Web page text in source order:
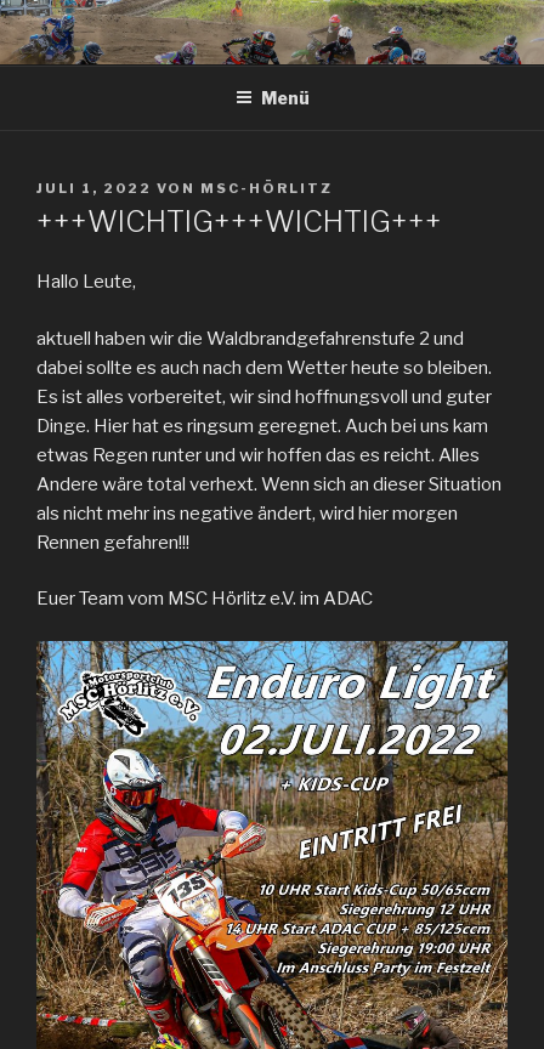
Zum
Inhalt
springen
Menü
VERÖFFENTLICHT
JULI 1, 2022 VON MSC-HÖRLITZ
+++WICHTIG+++WICHTIG+++
Hallo Leute,
aktuell haben wir die Waldbrandgefahrenstufe 2 und
dabei sollte es auch nach dem Wetter heute so bleiben.
Es ist alles vorbereitet, wir sind hoffnungsvoll und guter
Dinge. Hier hat es ringsum geregnet. Auch bei uns kam
etwas Regen runter und wir hoffen das es reicht. Alles
Andere wäre total verhext. Wenn sich an dieser Situation
als nicht mehr ins negative ändert, wird hier morgen
Rennen gefahren!!!
Euer Team vom MSC Hörlitz e.V. im ADAC